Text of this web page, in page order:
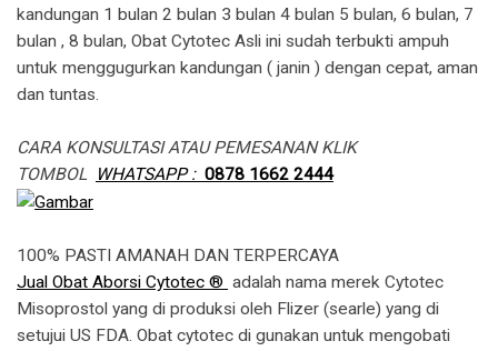
kandungan 1 bulan 2 bulan 3 bulan 4 bulan 5 bulan, 6 bulan, 7
bulan , 8 bulan, Obat Cytotec Asli ini sudah terbukti ampuh
untuk menggugurkan kandungan ( janin ) dengan cepat, aman
dan tuntas.
CARA KONSULTASI ATAU PEMESANAN KLIK
TOMBOL
WHATSAPP : 0878 1662 2444
100% PASTI AMANAH DAN TERPERCAYA
Jual Obat Aborsi Cytotec ® adalah nama merek Cytotec
Misoprostol yang di produksi oleh Flizer (searle) yang di
setujui US FDA. Obat cytotec di gunakan untuk mengobati